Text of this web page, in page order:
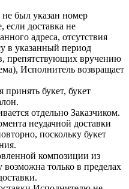
не был указан номер
если доставка не
адреса, отсутствия
в указанный период
препятствующих вручению
Исполнитель возвращает
принять букет, букет
отдельно Заказчиком.
неудачной доставки
поскольку букет
композиции из
только в пределах